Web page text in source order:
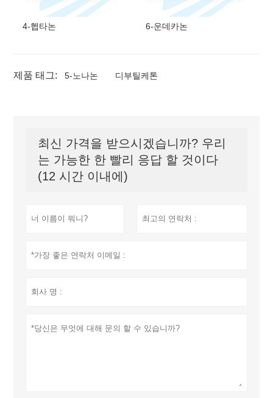
4-헵타논 6-운데카논
제품 태그: 5-노나논 디부틸케톤
최신 가격을 받으시겠습니까? 우리
는 가능한 한 빨리 응답 할 것이다
(12 시간 이내에)